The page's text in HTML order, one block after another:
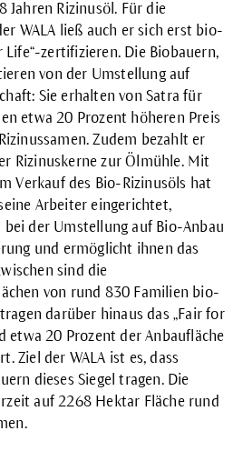
Jahren Rizinusöl. Für die
WALA ließ auch er sich erst bio-
Life“-zertifizieren. Die Biobauern,
von der Umstellung auf
Sie erhalten von Satra für
etwa 20 Prozent höheren Preis
Zudem bezahlt er
Rizinuskerne zur Ölmühle. Mit
Verkauf des Bio-Rizinusöls hat
Arbeiter eingerichtet,
der Umstellung auf Bio-Anbau
und ermöglicht ihnen das
sind die
von rund 830 Familien bio-
darüber hinaus das „Fair for
etwa 20 Prozent der Anbaufläche
Ziel der WALA ist es, dass
dieses Siegel tragen. Die
auf 2268 Hektar Fläche rund